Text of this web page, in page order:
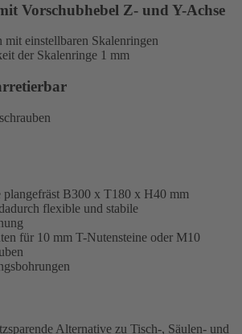
Vorschubhebel Z- und Y-Achse
mit einstellbaren Skalenringen
der Skalenringe 1 mm
plangefräst B300 x T180 x H40 mm
flexible und stabile
für 10 mm T-Nutensteine oder M10
Alternative zu Tisch-, Säulen- und